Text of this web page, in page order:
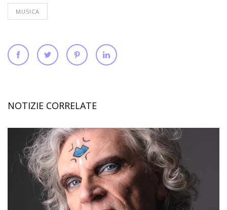
MUSICA
NOTIZIE CORRELATE